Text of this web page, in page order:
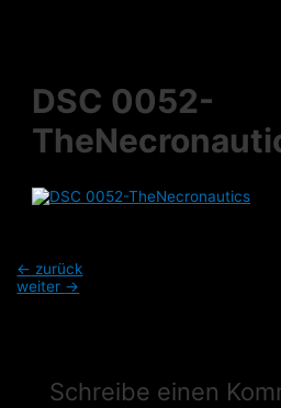
DSC 0052-
Beitragsnavigation
← zurück
weiter →
Schreibe einen